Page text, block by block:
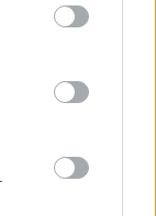
may click to
party tags to
below Google
έγκριση
ελέγχων,
για την
πως